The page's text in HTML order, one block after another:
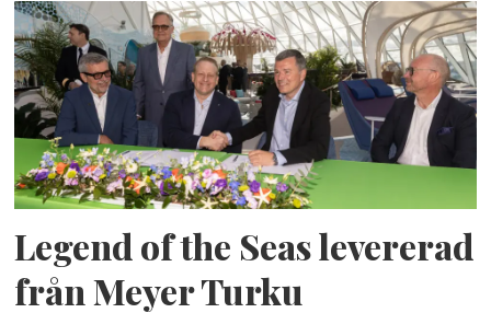
Legend of the Seas levererad
från Meyer Turku